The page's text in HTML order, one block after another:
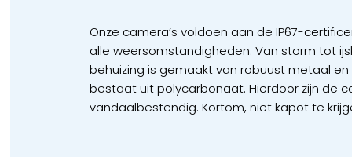
Onze camera’s voldoen aan de IP67-
alle weersomstandigheden. Van storm tot
behuizing is gemaakt van robuust metaal
bestaat uit polycarbonaat. Hierdoor zijn de
vandaalbestendig. Kortom, niet kapot te